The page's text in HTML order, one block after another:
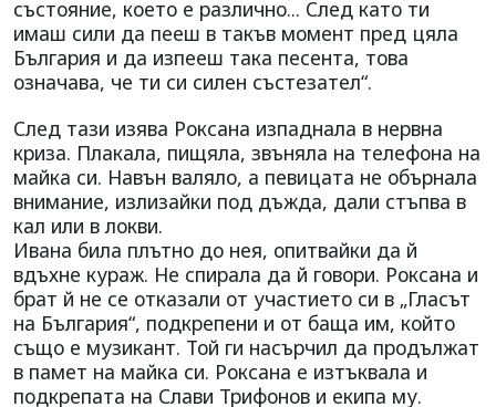
състояние, което е различно... След като ти
имаш сили да пееш в такъв момент пред цяла
България и да изпееш така песента, това
означава, че ти си силен състезател“.
След тази изява Роксана изпаднала в нервна
криза. Плакала, пищяла, звъняла на телефона на
майка си. Навън валяло, а певицата не обърнала
внимание, излизайки под дъжда, дали стъпва в
кал или в локви.
Ивана била плътно до нея, опитвайки да й
вдъхне кураж. Не спирала да й говори. Роксана и
брат й не се отказали от участието си в „Гласът
на България“, подкрепени и от баща им, който
също е музикант. Той ги насърчил да продължат
в памет на майка си. Роксана е изтъквала и
подкрепата на Слави Трифонов и екипа му.